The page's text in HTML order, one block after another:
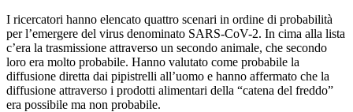
I ricercatori hanno elencato quattro scenari in ordine di probabilità
per l’emergere del virus denominato SARS-CoV-2. In cima alla lista
c’era la trasmissione attraverso un secondo animale, che secondo
loro era molto probabile. Hanno valutato come probabile la
diffusione diretta dai pipistrelli all’uomo e hanno affermato che la
diffusione attraverso i prodotti alimentari della “catena del freddo”
era possibile ma non probabile.